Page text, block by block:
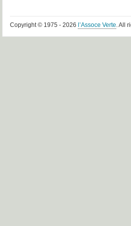
Copyright © 1975 - 2026 l’Assoce Verte. All